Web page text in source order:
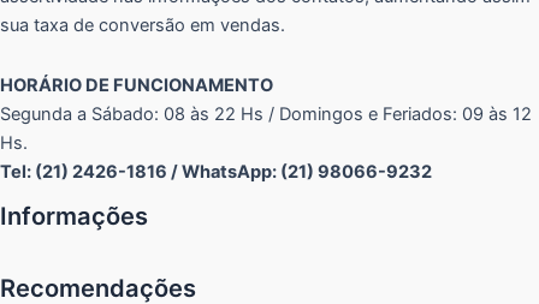
sua taxa de conversão em vendas.
HORÁRIO DE FUNCIONAMENTO
Segunda a Sábado: 08 às 22 Hs / Domingos e Feriados: 09 às 12
Hs.
Tel: (21) 2426-1816 / WhatsApp: (21) 98066-9232
Informações
Recomendações